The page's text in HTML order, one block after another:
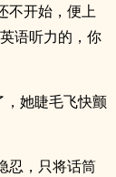
不开始，便上
语听力的，你
，她睫毛飞快颤
忍，只将话筒